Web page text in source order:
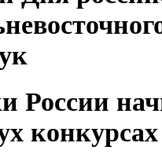
России